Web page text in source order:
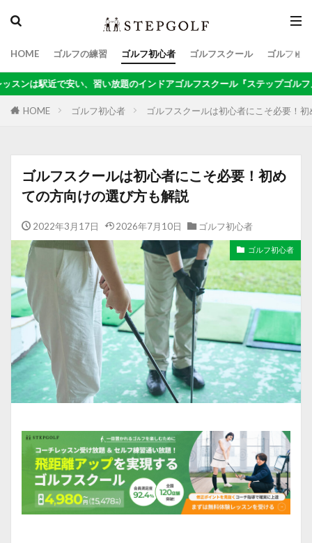
HOME ゴルフの練習 ゴルフ初心者 ゴルフスクール ゴルフビ
放題のインドアゴルフスクール『ステップゴルフ』無料体験受付中！！
HOME ゴルフ初心者 ゴルフスクールは初心者にこそ必要！
ゴルフスクールは初心者にこそ必要！初め
ての方向けの選び方も解説
2022年3月17日 2026年7月10日 ゴルフ初心者
ゴルフ初心者
検索